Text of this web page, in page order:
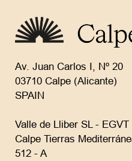
Av. Juan Carlos I, Nº 20
03710 Calpe (Alicante)
SPAIN
Valle de Lliber SL -
Calpe Tierras
512 - A